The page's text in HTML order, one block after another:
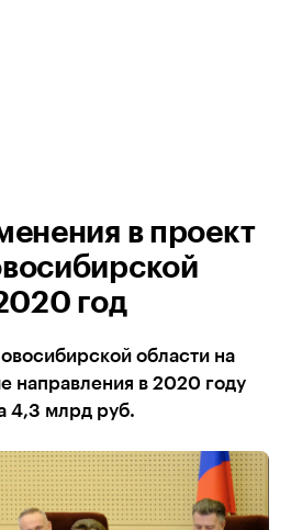
в проект
год
области на
направления в 2020 году
4,3 млрд руб.